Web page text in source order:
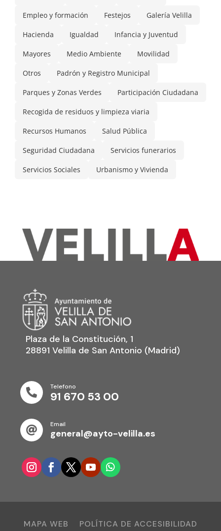
Empleo y formación Festejos Galería Velilla
Hacienda Igualdad Infancia y Juventud
Mayores Medio Ambiente Movilidad
Otros Padrón y Registro Municipal
Parques y Zonas Verdes Participación Ciudadana
Recogida de residuos y limpieza viaria
Recursos Humanos Salud Pública
Seguridad Ciudadana Servicios funerarios
Servicios Sociales Urbanismo y Vivienda
Plaza de la Constitución, 1
28891 Velilla de San Antonio (Madrid)

Telefono
91 670 53 00

Email
general@ayto-velilla.es
MAPA WEB POLÍTICA DE ACCESIBILIDAD